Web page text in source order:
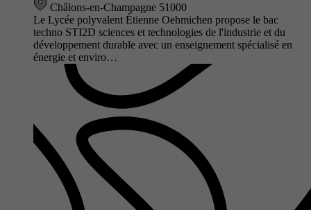
Châlons-en-Champagne 51000
Le Lycée polyvalent Étienne Oehmichen propose le bac
techno STI2D sciences et technologies de l'industrie et du
développement durable avec un enseignement spécialisé en
énergie et enviro…